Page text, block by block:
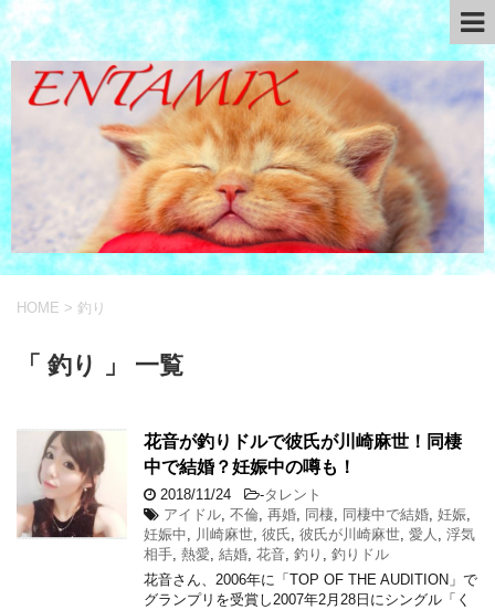
HOME > 釣り
「 釣り 」 一覧
花音が釣りドルで彼氏が川崎麻世！同棲
中で結婚？妊娠中の噂も！
2018/11/24 -タレント
アイドル 不倫 再婚 同棲 同棲中で結婚 妊娠
妊娠中
川崎麻世 彼氏 彼氏が川崎麻世 愛人
浮気
相手 熱愛 結婚 花音 釣り
釣りドル
花音さん、2006年に「TOP OF THE AUDITION」で
グランプリを受賞し2007年2月28日にシングル「く